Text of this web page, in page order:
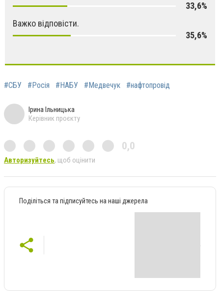
33,6%
Важко відповісти.
35,6%
#СБУ #Росія #НАБУ #Медвечук #нафтопровід
Ірина Ільницька
Керівник проєкту
0,0
Авторизуйтесь, щоб оцінити
Поділіться та підписуйтесь на наші джерела